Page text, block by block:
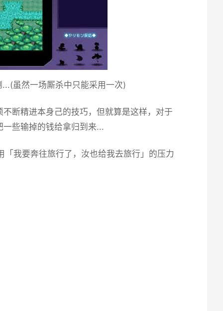
虽然一场厮杀中只能采用一次)
断精进本身己的技巧，但就算是这样，对于
些输掉的钱给拿归到来...
我要奔往旅行了，汝也给我去旅行」的压力